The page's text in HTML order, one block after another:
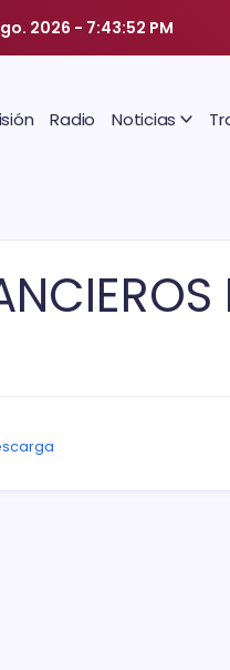
2026 - 7:43:52 PM
Radio Noticias